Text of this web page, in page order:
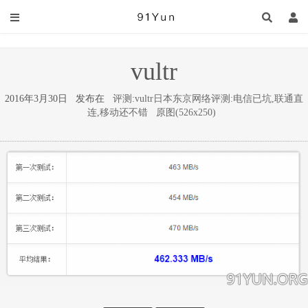
vultr
2016年3月30日 发布在 评测:vultr日本东京网络评测:电信已坑,联通直
连,移动还不错
原图(526x250)